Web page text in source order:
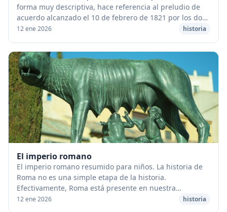
forma muy descriptiva, hace referencia al preludio de
acuerdo alcanzado el 10 de febrero de 1821 por los dos
principales luchadores a favor de la indepe...
12 ene 2026 historia
El imperio romano
El imperio romano resumido para niños. La historia de
Roma no es una simple etapa de la historia.
Efectivamente, Roma está presente en nuestra
civilización: nuestras leyes, nuestra lengua, nuestro alf...
12 ene 2026 historia